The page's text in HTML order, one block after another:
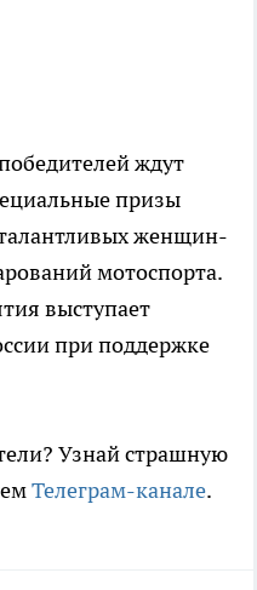
ждут
призы
женщин-
мотоспорта.
выступает
при поддержке
Узнай страшную
Телеграм-канале.